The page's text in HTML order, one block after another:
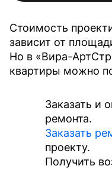
Стоимость
зависит от
Но в «Вира-
квартиры можно
Заказать и
ремонта.
Заказать
проекту.
Получить